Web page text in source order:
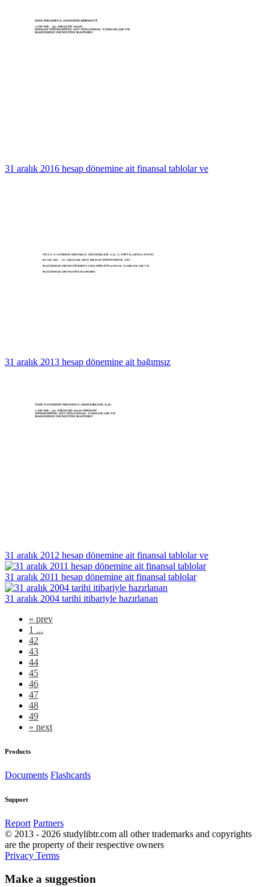
31 aralık 2016 hesap dönemine ait finansal tablolar ve
31 aralık 2013 hesap dönemine ait bağımsız
31 aralık 2012 hesap dönemine ait finansal tablolar ve
31 aralık 2011 hesap dönemine ait finansal tablolar
31 aralık 2004 tarihi itibariyle hazırlanan
« prev
1 ...
42
43
44
45
46
47
48
49
» next
Products
Documents Flashcards
Support
Report Partners
© 2013 - 2026 studylibtr.com all other trademarks and copyrights
are the property of their respective owners
Privacy Terms
Make a suggestion